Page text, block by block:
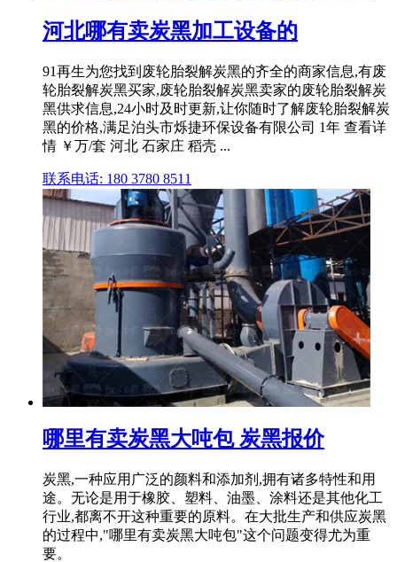
河北哪有卖炭黑加工设备的
91再生为您找到废轮胎裂解炭黑的齐全的商家信息,有废
轮胎裂解炭黑买家,废轮胎裂解炭黑卖家的废轮胎裂解炭
黑供求信息,24小时及时更新,让你随时了解废轮胎裂解炭
黑的价格,满足泊头市烁捷环保设备有限公司 1年 查看详
情 ￥万/套 河北 石家庄 稻壳 ...
联系电话: 180 3780 8511
哪里有卖炭黑大吨包 炭黑报价
炭黑,一种应用广泛的颜料和添加剂,拥有诸多特性和用
途。无论是用于橡胶、塑料、油墨、涂料还是其他化工
行业,都离不开这种重要的原料。在大批生产和供应炭黑
的过程中,"哪里有卖炭黑大吨包"这个问题变得尤为重
要。